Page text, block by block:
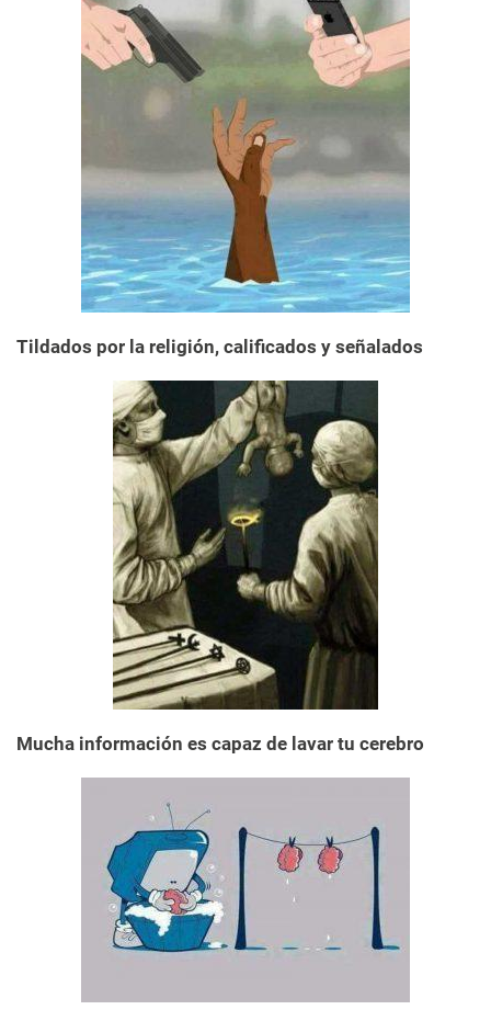
Tildados por la religión, calificados y señalados
Mucha información es capaz de lavar tu cerebro